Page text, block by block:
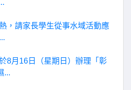
，請家長學生從事水域活動應
8月16日（星期日）辦理「彰
...